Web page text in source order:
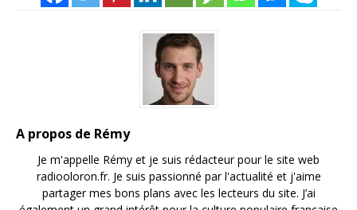
A propos de Rémy
Je m'appelle Rémy et je suis rédacteur pour le site web
radiooloron.fr. Je suis passionné par l'actualité et j'aime
partager mes bons plans avec les lecteurs du site. J’ai